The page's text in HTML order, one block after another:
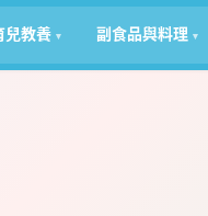
兒教養 副食品與料理